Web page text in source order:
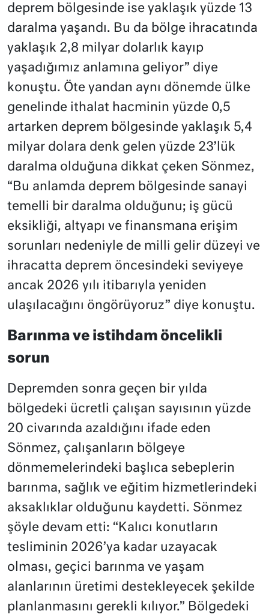
deprem bölgesinde ise yaklaşık yüzde 13
daralma yaşandı. Bu da bölge ihracatında
yaklaşık 2,8 milyar dolarlık kayıp
yaşadığımız anlamına geliyor” diye
konuştu. Öte yandan aynı dönemde ülke
genelinde ithalat hacminin yüzde 0,5
artarken deprem bölgesinde yaklaşık 5,4
milyar dolara denk gelen yüzde 23’lük
daralma olduğuna dikkat çeken Sönmez,
“Bu anlamda deprem bölgesinde sanayi
temelli bir daralma olduğunu; iş gücü
eksikliği, altyapı ve finansmana erişim
sorunları nedeniyle de milli gelir düzeyi ve
ihracatta deprem öncesindeki seviyeye
ancak 2026 yılı itibarıyla yeniden
ulaşılacağını öngörüyoruz” diye konuştu.
Barınma ve istihdam öncelikli
sorun
Depremden sonra geçen bir yılda
bölgedeki ücretli çalışan sayısının yüzde
20 civarında azaldığını ifade eden
Sönmez, çalışanların bölgeye
dönmemelerindeki başlıca sebeplerin
barınma, sağlık ve eğitim hizmetlerindeki
aksaklıklar olduğunu kaydetti. Sönmez
şöyle devam etti: “Kalıcı konutların
tesliminin 2026’ya kadar uzayacak
olması, geçici barınma ve yaşam
alanlarının üretimi destekleyecek şekilde
planlanmasını gerekli kılıyor.” Bölgedeki